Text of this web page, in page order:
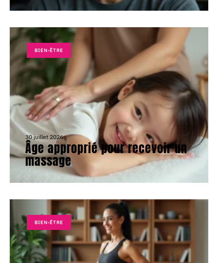
BIEN-ÊTRE
30 juillet 2026
Âge approprié pour recevoir un
massage
BIEN-ÊTRE